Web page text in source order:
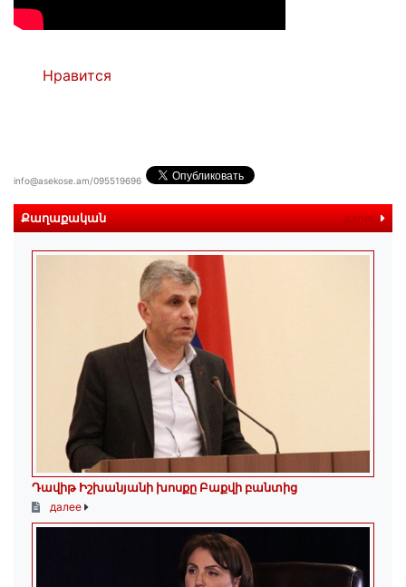
Нравится
info@asekose.am/095519696
Քաղաքական далее
Դավիթ Իշխանյանի խոսքը Բաքվի բանտից
далее